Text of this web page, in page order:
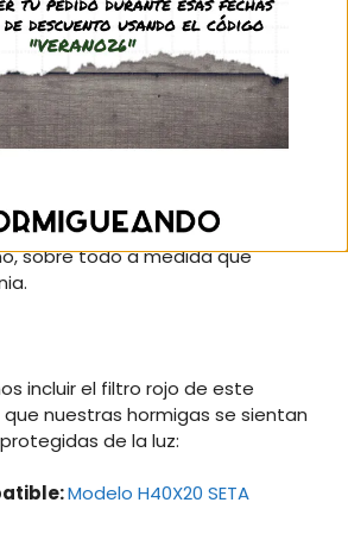
poco a poco el hormiguero
la colonia.
es ideal para colonias de especies
de humedad media/alta.
la humedad ambiental
agua para beber, aunque
disponer de un
sobre todo a medida que
incluir el filtro rojo de este
nuestras hormigas se sientan
de la luz:
Modelo H40X20 SETA